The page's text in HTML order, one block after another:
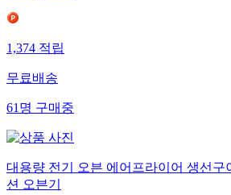
1,374적립
무료배송
61명구매중
대용량 전기 오븐 에어프라이어 생선구
션 오븐기